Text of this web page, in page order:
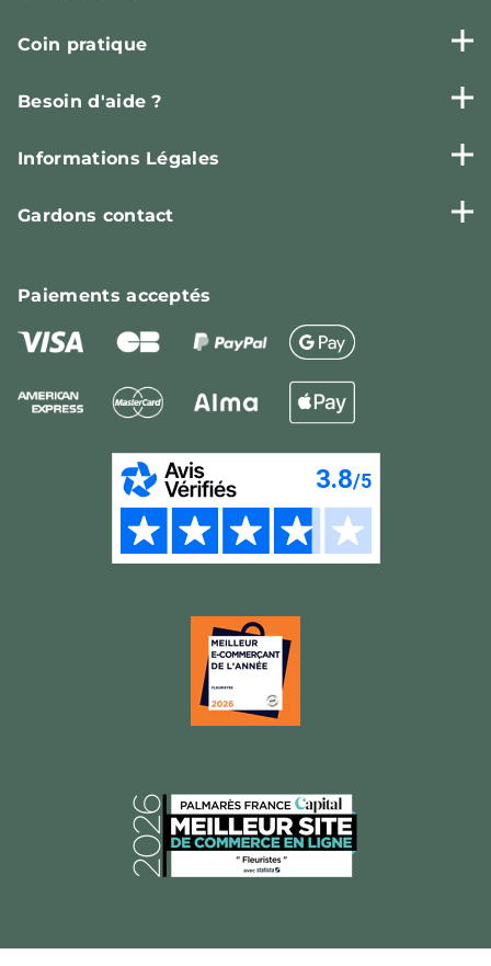
Coin pratique
Besoin d'aide ?
Informations Légales
Gardons contact
Paiementsacceptés